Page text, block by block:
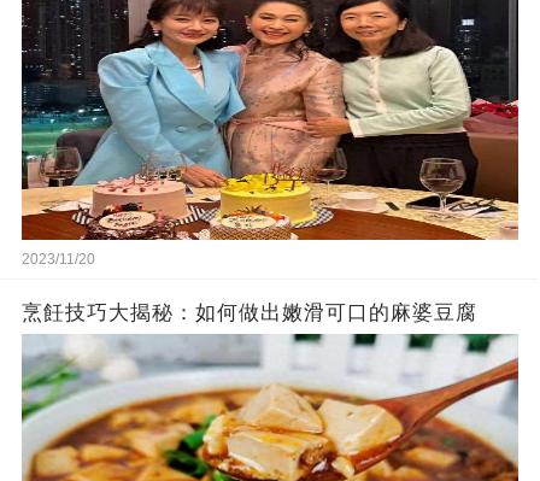
2023/11/20
烹飪技巧大揭秘：如何做出嫩滑可口的麻婆豆腐